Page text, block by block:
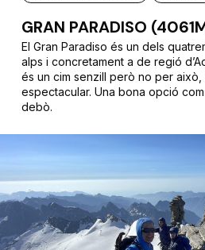
GRAN PARADISO
El Gran Paradiso és un dels
alps i concretament a de regió
és un cim senzill però no per
espectacular. Una bona opció
debò.